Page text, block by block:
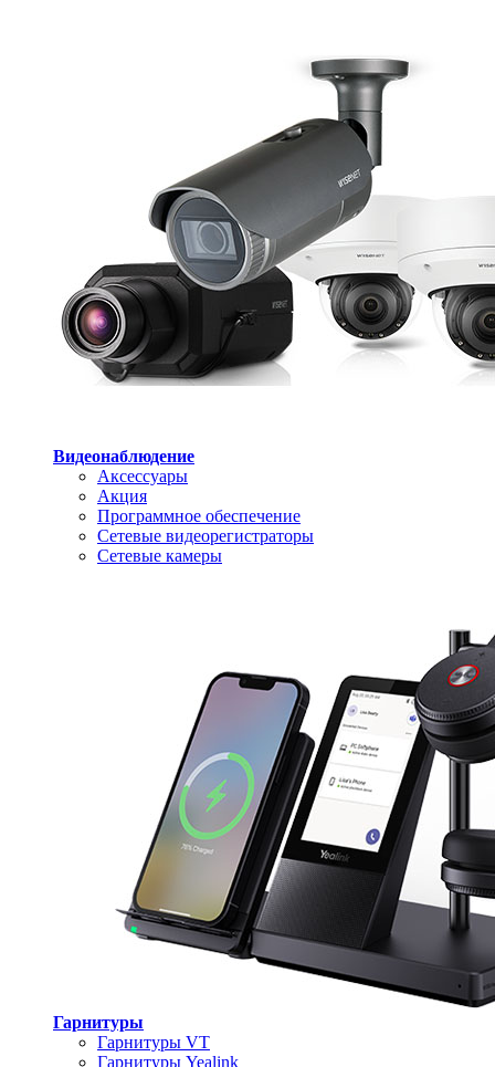
Видеонаблюдение
Аксессуары
Акция
Программное обеспечение
Сетевые видеорегистраторы
Сетевые камеры
Гарнитуры
Гарнитуры VT
Гарнитуры Yealink